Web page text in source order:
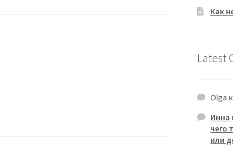
Как
Latest
Olga
Инна
чего
или